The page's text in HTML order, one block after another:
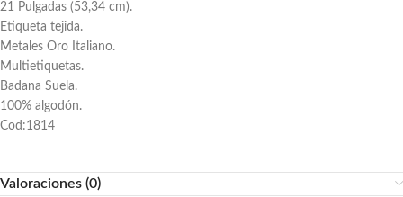
21 Pulgadas (53,34 cm).
Etiqueta tejida.
Metales Oro Italiano.
Multietiquetas.
Badana Suela.
100% algodón.
Cod:1814
Valoraciones (0)